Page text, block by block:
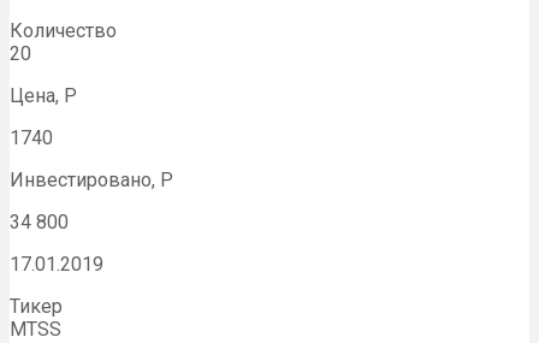
Количество
20
Цена, Р
1740
Инвестировано, Р
34 800
17.01.2019
Тикер
MTSS